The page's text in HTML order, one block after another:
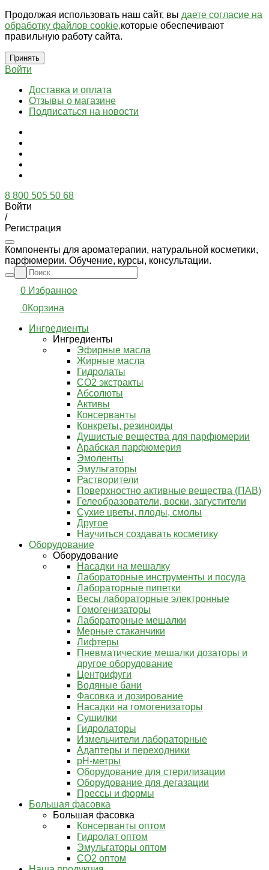
Продолжая использовать наш сайт, вы даете согласие на
обработку файлов cookie,которые обеспечивают
правильную работу сайта.
Принять
Войти
Доставка и оплата
Отзывы о магазине
Подписаться на новости
8 800 505 50 68
Войти
/
Регистрация
Компоненты для ароматерапии, натуральной косметики,
парфюмерии. Обучение, курсы, консультации.
0 Избранное
0Корзина
Ингредиенты
Ингредиенты
Эфирные масла
Жирные масла
Гидролаты
СО2 экстракты
Абсолюты
Активы
Консерванты
Конкреты, резиноиды
Душистые вещества для парфюмерии
Арабская парфюмерия
Эмоленты
Эмульгаторы
Растворители
Поверхностно активные вещества (ПАВ)
Гелеобразователи, воски, загустители
Сухие цветы, плоды, смолы
Другое
Научиться создавать косметику
Оборудование
Оборудование
Насадки на мешалку
Лабораторные инструменты и посуда
Лабораторные пипетки
Весы лабораторные электронные
Гомогенизаторы
Лабораторные мешалки
Мерные стаканчики
Лифтеры
Пневматические мешалки дозаторы и
другое оборудование
Центрифуги
Водяные бани
Фасовка и дозирование
Насадки на гомогенизаторы
Сушилки
Гидролаторы
Измельчители лабораторные
Адаптеры и переходники
pH-метры
Оборудование для стерилизации
Оборудование для дегазации
Прессы и формы
Большая фасовка
Большая фасовка
Консерванты оптом
Гидролат оптом
Эмульгаторы оптом
СО2 оптом